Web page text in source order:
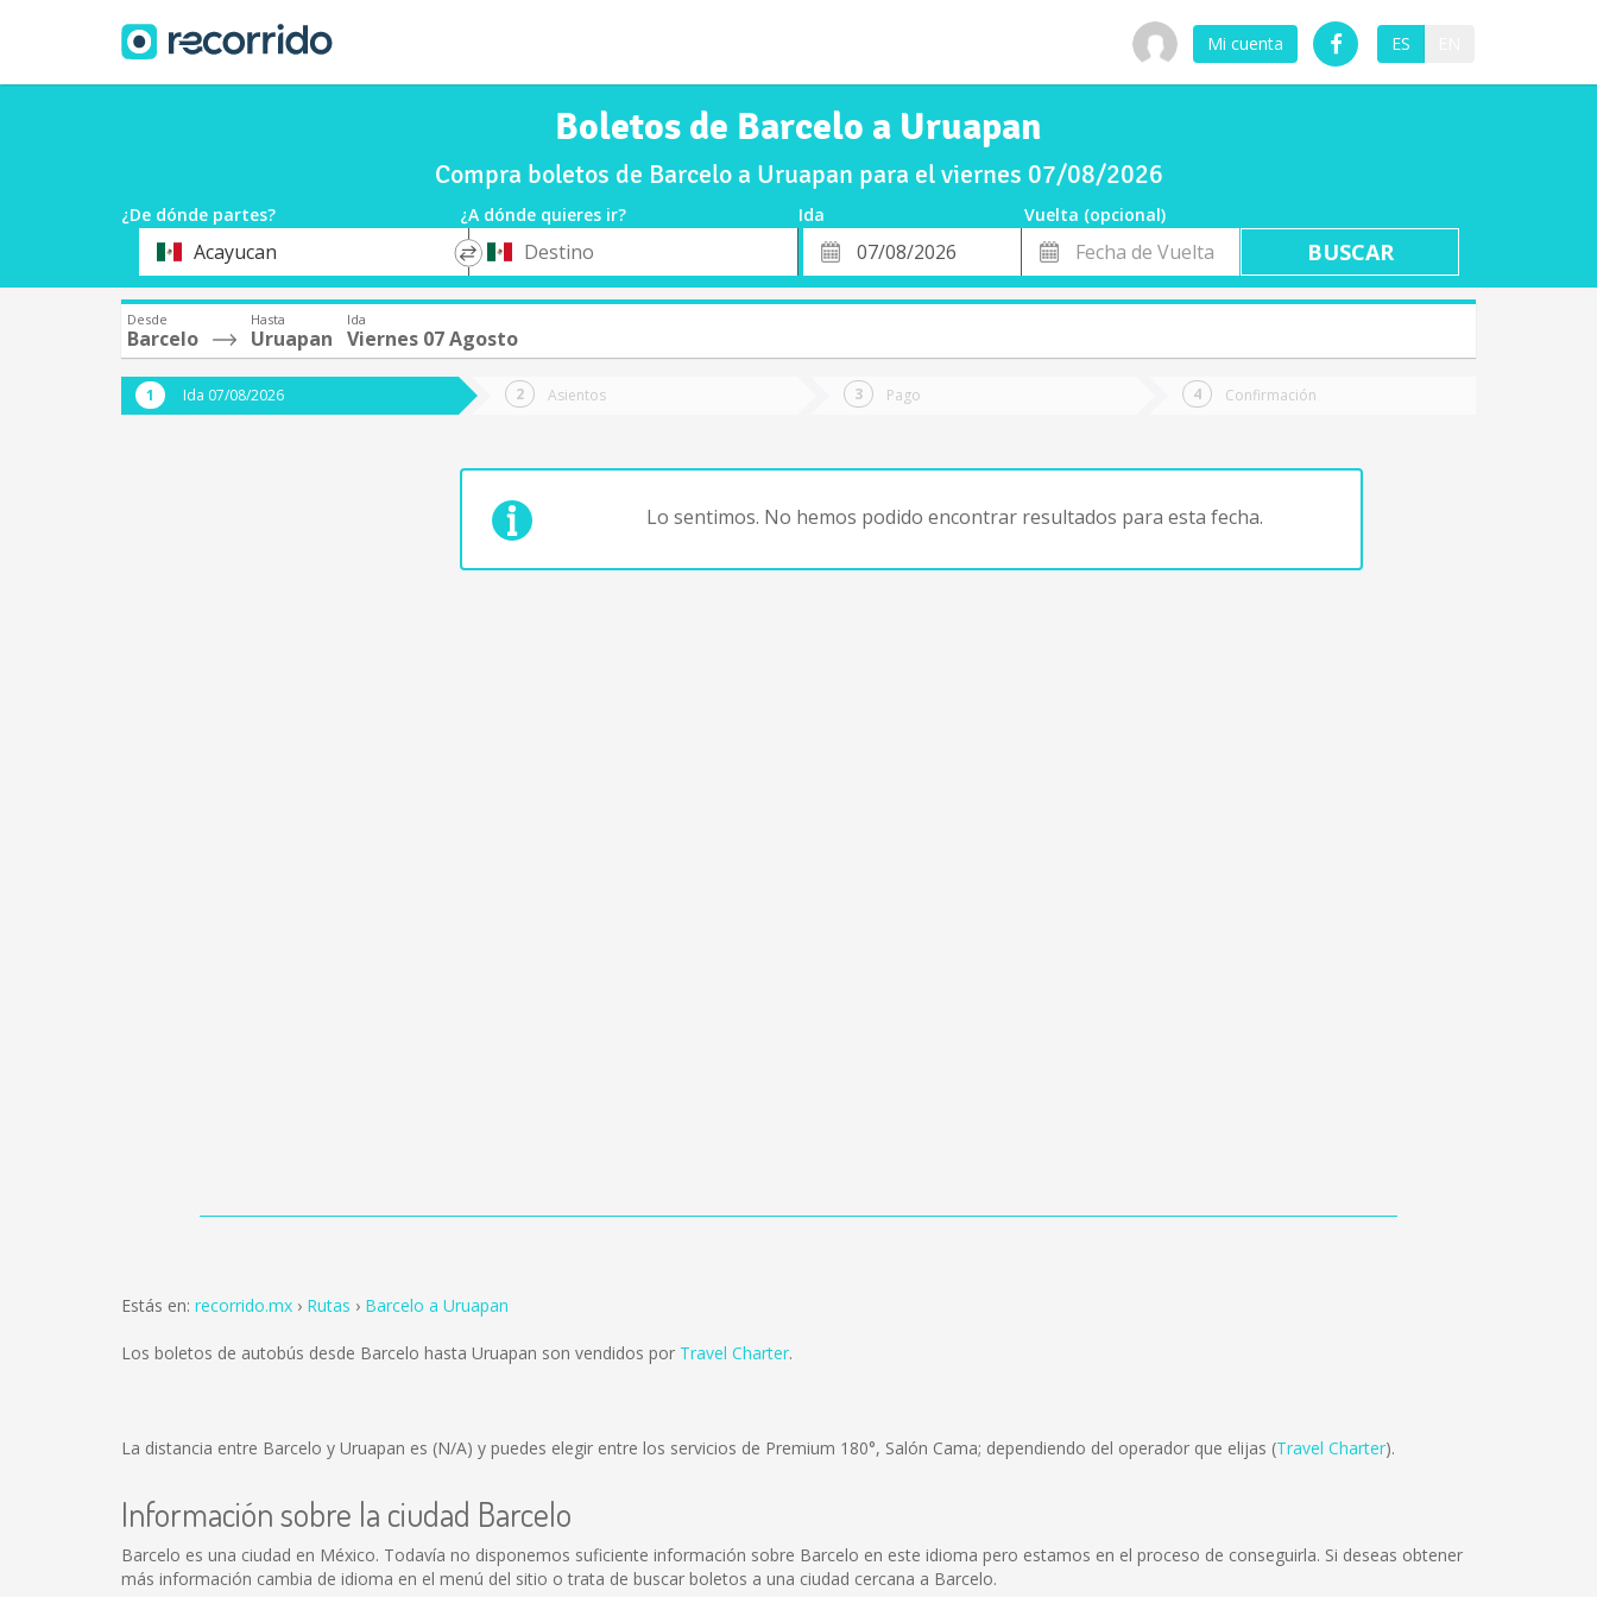
Mi cuenta ES
Boletos de Barcelo a Uruapan
Compra boletos de Barcelo a Uruapan para el viernes 07/08/2026
¿De dónde partes? ¿A dónde quieres ir? Ida
Vuelta (opcional)
OrigenAcayucan
*
Destino
Fecha
de
Fecha
de
Vuelta
Desde
Barcelo
Hasta
Uruapan
Ida
Viernes 07 Agosto
Ida 07/08/2026 Asientos Pago Confirmación
Lo sentimos. No hemos podido encontrar resultados para esta fecha.
Estás en: recorrido.mx Rutas Barcelo a Uruapan
Los boletos de autobús desde Barcelo hasta Uruapan son vendidos por Travel Charter.
La distancia entre Barcelo y Uruapan es (N/A) y puedes elegir entre los servicios de Premium 180°, Salón Cama; dependiendo del operador que elijas (Travel Charter).
Información sobre la ciudad Barcelo
Barcelo es una ciudad en México. Todavía no disponemos suficiente información sobre Barcelo en este idioma pero estamos en el proceso de conseguirla. Si deseas obtener
más información cambia de idioma en el menú del sitio o trata de buscar boletos a una ciudad cercana a Barcelo.